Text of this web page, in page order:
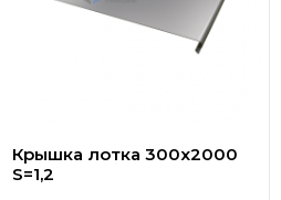
Крышка лотка 300х2000
S=1,2